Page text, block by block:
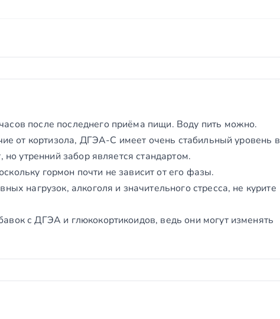
после последнего приёма пищи. Воду пить можно.
от кортизола, ДГЭА-С имеет очень стабильный уровень в
утренний забор является стандартом.
гормон почти не зависит от его фазы.
нагрузок, алкоголя и значительного стресса, не курите
с ДГЭА и глюкокортикоидов, ведь они могут изменять